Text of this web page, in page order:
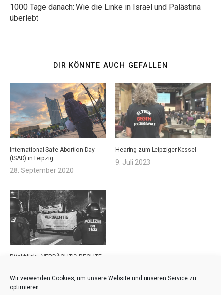
Wir verwenden Cookies, um unsere Website und unseren Service zu
optimieren.
1000 Tage danach: Wie die Linke in Israel und Palästina
überlebt
DIR KÖNNTE AUCH GEFALLEN
International Safe Abortion Day
(ISAD) in Leipzig
28. September 2020
Hearing zum Leipziger Kessel
9. Juli 2023
Rückblick: „VERDÄCHTIG RECHTE
17. Dezember 2022